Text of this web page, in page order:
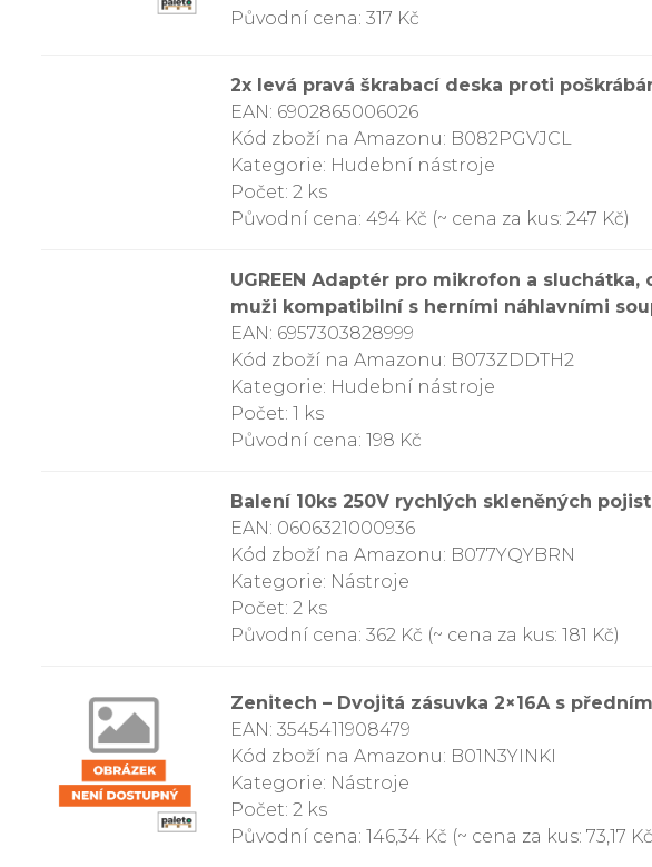
Původní cena: 317 Kč
2x levá pravá škrabací deska proti
EAN: 6902865006026
Kód zboží na Amazonu: B082PGVJCL
Kategorie: Hudební nástroje
Počet: 2 ks
Původní cena: 494 Kč (~ cena za kus: 247 Kč)
UGREEN Adaptér pro mikrofon a
muži kompatibilní s herními náhlavními
EAN: 6957303828999
Kód zboží na Amazonu: B073ZDDTH2
Kategorie: Hudební nástroje
Počet: 1 ks
Původní cena: 198 Kč
Balení 10ks 250V rychlých skleněných
EAN: 0606321000936
Kód zboží na Amazonu: B077YQYBRN
Kategorie: Nástroje
Počet: 2 ks
Původní cena: 362 Kč (~ cena za kus: 181 Kč)
Zenitech – Dvojitá zásuvka 2×16A s
EAN: 3545411908479
Kód zboží na Amazonu: B01N3YINKI
Kategorie: Nástroje
Počet: 2 ks
Původní cena: 146,34 Kč (~ cena za kus: 73,17